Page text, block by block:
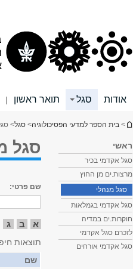
אודות סגל תואר ראשון |
הינך נמצא כאן
> בית הספר למדעי הפסיכולוגיה> סגל>
ראשי
סגל אקדמי בכיר
מרצות.ים מן החוץ
סגל מנהלי
סגל אקדמי בגמלאות
חוקרות.ים במדיה
לזכרם סגל אקדמי
סגל אקדמי אורחים
סגל
שם פרטי:
א ב ג
תוצאות
שם